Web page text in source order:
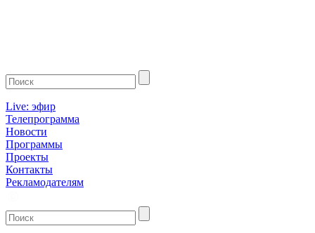
Live: эфир
Телепрограмма
Новости
Программы
Проекты
Контакты
Рекламодателям